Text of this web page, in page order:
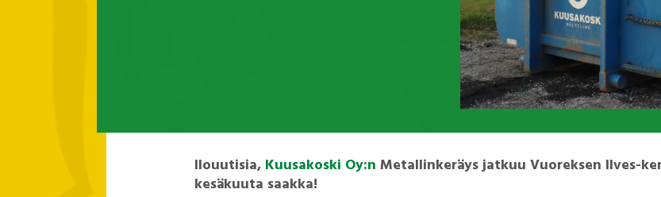
Ilouutisia, Kuusakoski Oy:nMetallinkeräys jatkuu Vuoreksen Ilves-
kesäkuuta saakka!